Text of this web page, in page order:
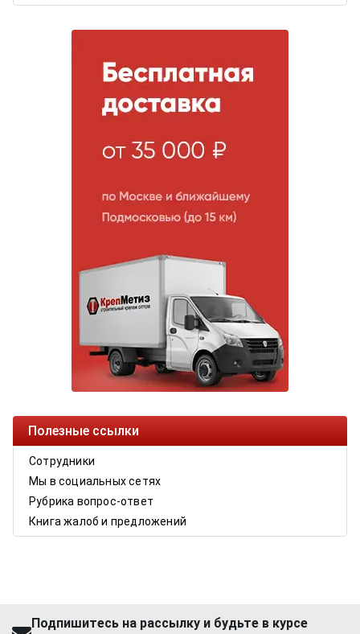
Полезные ссылки
Сотрудники
Мы в социальных сетях
Рубрика вопрос-ответ
Книга жалоб и предложений
Подпишитесь на рассылку и будьте в курсе